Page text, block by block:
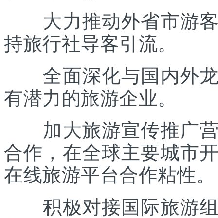
大力推动外省市游客
持旅行社导客引流。
全面深化与国内外龙
有潜力的旅游企业。
加大旅游宣传推广营
合作，在全球主要城市
在线旅游平台合作粘性。
积极对接国际旅游组